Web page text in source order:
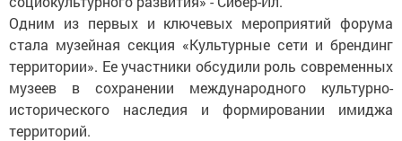
Одним из первых и ключевых мероприятий форума
стала музейная секция «Культурные сети и брендинг
территории». Ее участники обсудили роль современных
музеев в сохранении международного культурно-
исторического наследия и формировании имиджа
территорий.